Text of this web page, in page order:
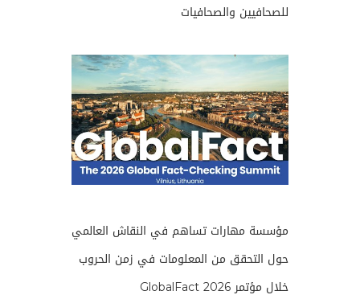
للصحافيين والصحافيات
مؤسسة مهارات تساهم في النقاش العالمي
حول التحقق من المعلومات في زمن الحروب
خلال مؤتمر GlobalFact 2026